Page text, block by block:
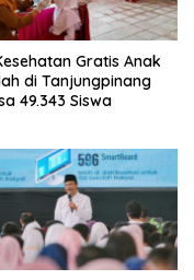
Gratis Anak
di Tanjungpinang
49.343 Siswa